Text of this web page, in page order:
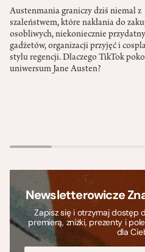
Austenmania graniczy dziś niemal z
szaleństwem, które nakłania do
osobliwych, niekoniecznie
gadżetów, organizacji przyjęć i
stylu regencji. Dlaczego TikTok
uniwersum Jane Austen?
Newsletterowicze
Zapisz się i otrzymaj dostęp
premierą, zniżki, prezenty i
dla